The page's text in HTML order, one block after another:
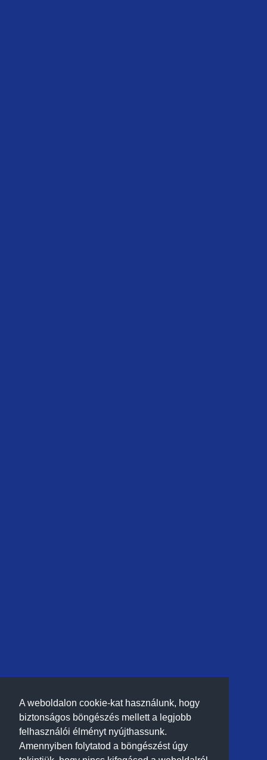
A weboldalon cookie-kat használunk, hogy
biztonságos böngészés mellett a legjobb
felhasználói élményt nyújthassunk.
Amennyiben folytatod a böngészést úgy